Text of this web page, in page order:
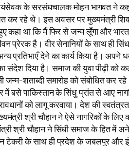
के सरसंघचालक मोहन भागवत ने
कर रहे थे। इस अवसर पर मुख्यमंत्री
कहा था कि मैं फिर से जन्म लूँगा और
प्रेरक है। वीर सेनानियों के साथ ही
देने का कार्य किया है। अपने
संदेश दिया है। समाज की युवा पीढ़ी
शताब्दी समारोह को संबोधित कर
बसे पाकिस्तान के सिंधु प्रांत से आए
को लागू करवाया। देश की
श्री चौहान ने ऐसे नागरिकों
श्री चौहान ने सिंधी समाज के हित में
टेकरी के साथ ही प्रदेश के जबलपुर और